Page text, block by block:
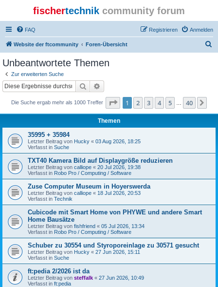
fischertechnik community forum
FAQ Anmelden
Registrieren
Website der ftcommunity Foren-Übersicht
Unbeantwortete Themen
Zur erweiterten Suche
Suche
Die Suche ergab mehr als 1000 Treffer Seite 1von 40
1 2 3 4 5 40
Themen
35995 + 35984
Letzter Beitrag von Hucky « 03 Aug 2026, 18:25
Verfasst in Suche
TXT40 Kamera Bild auf Displaygröße reduzieren
Letzter Beitrag von calliope « 20 Jul 2026, 19:38
Verfasst in Robo Pro / Computing / Software
Zuse Computer Museum in Hoyerswerda
Letzter Beitrag von calliope « 18 Jul 2026, 20:53
Verfasst in Technik
Cubicode mit Smart Home von PHYWE und andere Smart
Home Bausätze
Letzter Beitrag von fishfriend « 05 Jul 2026, 13:34
Verfasst in Robo Pro / Computing / Software
Schuber zu 30554 und Styroporeinlage zu 30571 gesucht
Letzter Beitrag von Hucky « 27 Jun 2026, 15:11
Verfasst in Suche
ft:pedia 2/2026 ist da
Letzter Beitrag von steffalk « 27 Jun 2026, 10:49
Verfasst in ft:pedia